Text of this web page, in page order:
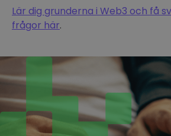
Lär dig grunderna i Web3 och få
frågor här.